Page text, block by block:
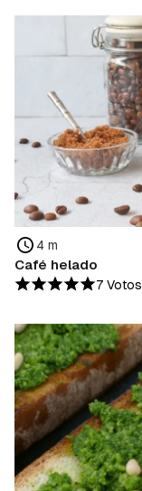
4 m
Café helado
7 Votos